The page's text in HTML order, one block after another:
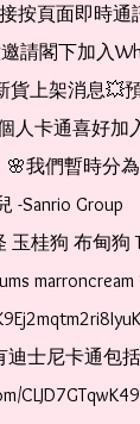
按頁面即時
請閣下加入
貨上架消息💥
人卡通喜好加
我們暫時分
-Sanrio Group
玉桂狗 布甸狗
marroncream
士尼卡通包